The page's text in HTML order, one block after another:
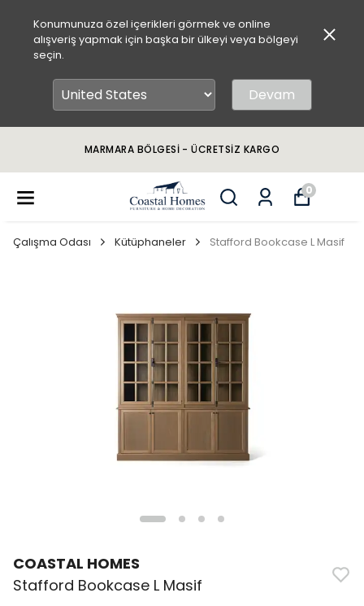
Konumunuza özel içerikleri görmek ve online
alışveriş yapmak için başka bir ülkeyi veya bölgeyi
seçin.
Devam
MARMARA BÖLGESİ - ÜCRETSİZ KARGO
0
Çalışma Odası Kütüphaneler Stafford Bookcase L Masif
COASTAL HOMES
Stafford Bookcase L Masif